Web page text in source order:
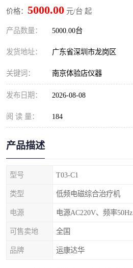
价格： 5000.00 元/台 起
产品数量： 5000.00台
发货地址： 广东省深圳市龙岗区
关键词： 南京体验店仪器
发布日期： 2026-08-08
阅 读 量： 184
产品描述
型号 T03-C1
类型 低频电磁综合治疗机
电源 电源AC220V、频率50Hz
可售卖地 全国
品牌 运康达华